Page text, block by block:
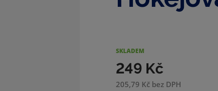
249 Kč
205,79 Kč bez DPH
SKLADEM